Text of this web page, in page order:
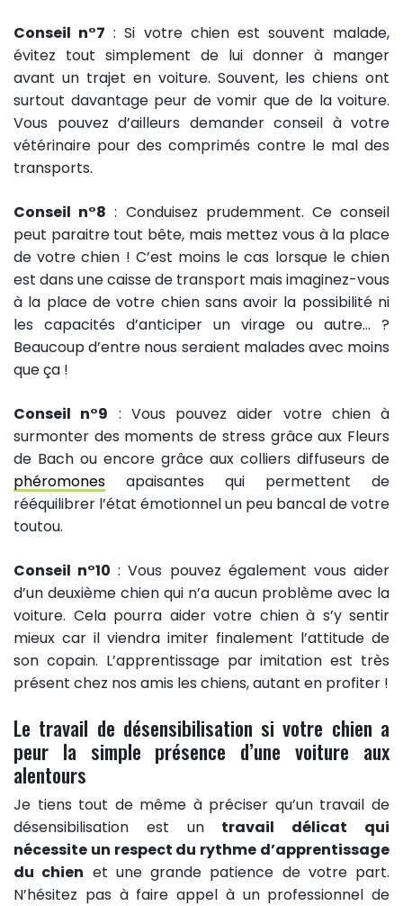
Conseil n°7 : Si votre chien est souvent malade,
évitez tout simplement de lui donner à manger
avant un trajet en voiture. Souvent, les chiens ont
surtout davantage peur de vomir que de la voiture.
Vous pouvez d’ailleurs demander conseil à votre
vétérinaire pour des comprimés contre le mal des
transports.
Conseil n°8 : Conduisez prudemment. Ce conseil
peut paraitre tout bête, mais mettez vous à la place
de votre chien ! C’est moins le cas lorsque le chien
est dans une caisse de transport mais imaginez-vous
à la place de votre chien sans avoir la possibilité ni
les capacités d’anticiper un virage ou autre… ?
Beaucoup d’entre nous seraient malades avec moins
que ça !
Conseil n°9 : Vous pouvez aider votre chien à
surmonter des moments de stress grâce aux Fleurs
de Bach ou encore grâce aux colliers diffuseurs de
phéromones apaisantes qui permettent de
rééquilibrer l’état émotionnel un peu bancal de votre
toutou.
Conseil n°10 : Vous pouvez également vous aider
d’un deuxième chien qui n’a aucun problème avec la
voiture. Cela pourra aider votre chien à s’y sentir
mieux car il viendra imiter finalement l’attitude de
son copain. L’apprentissage par imitation est très
présent chez nos amis les chiens, autant en profiter !
Le travail de désensibilisation si votre chien a
peur la simple présence d’une voiture aux
alentours
Je tiens tout de même à préciser qu’un travail de
désensibilisation est un travail délicat qui
nécessite un respect du rythme d’apprentissage
du chien et une grande patience de votre part.
N’hésitez pas à faire appel à un professionnel de